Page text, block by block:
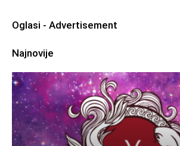
Oglasi - Advertisement
Najnovije